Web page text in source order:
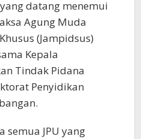
datang menemui
Agung Muda
(Jampidsus)
Kepala
Tindak Pidana
Penyidikan
semua JPU yang